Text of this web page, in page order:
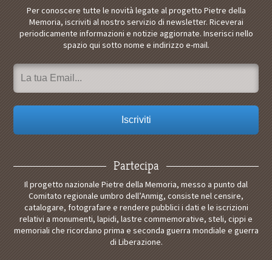
Per conoscere tutte le novità legate al progetto Pietre della
Memoria, iscriviti al nostro servizio di newsletter. Riceverai
periodicamente informazioni e notizie aggiornate. Inserisci nello
spazio qui sotto nome e indirizzo e-mail.
Partecipa
Il progetto nazionale Pietre della Memoria, messo a punto dal
Comitato regionale umbro dell’Anmig, consiste nel censire,
catalogare, fotografare e rendere pubblici i dati e le iscrizioni
relativi a monumenti, lapidi, lastre commemorative, steli, cippi e
memoriali che ricordano prima e seconda guerra mondiale e guerra
di Liberazione.